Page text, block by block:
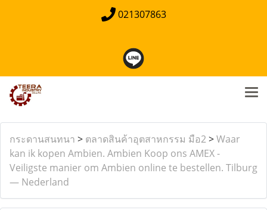
021307863
กระดานสนทนา > ตลาดสินค้าอุตสาหกรรม มือ2>Waar
kan ik kopen Ambien. Ambien Koop ons AMEX -
Veiligste manier om Ambien online te bestellen. Tilburg
— Nederland